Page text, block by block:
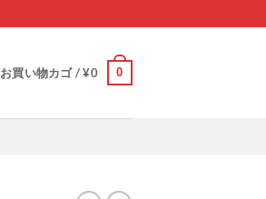
お買い物カゴ /¥0 0